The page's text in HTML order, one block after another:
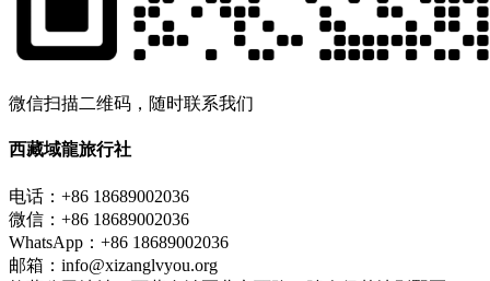
微信扫描二维码，随时联系我们
西藏域龍旅行社
电话：+86 18689002036
微信：+86 18689002036
WhatsApp：+86 18689002036
邮箱：info@xizanglvyou.org